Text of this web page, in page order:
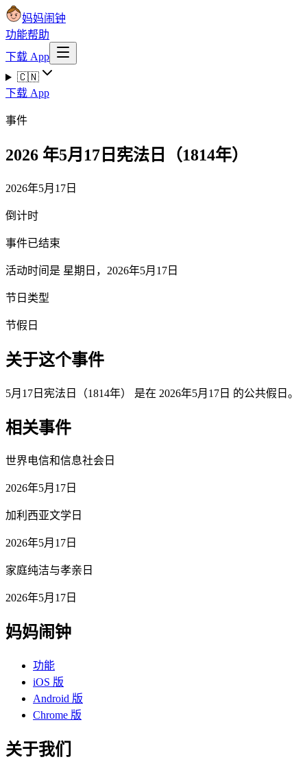
妈妈闹钟
功能帮助
下载 App
🇨🇳
下载 App
事件
2026 年5月17日宪法日（1814年）
2026年5月17日
倒计时
事件已结束
活动时间是 星期日，2026年5月17日
节日类型
节假日
关于这个事件
5月17日宪法日（1814年） 是在 2026年5月17日 的公共假日。
相关事件
世界电信和信息社会日
2026年5月17日
加利西亚文学日
2026年5月17日
家庭纯洁与孝亲日
2026年5月17日
妈妈闹钟
功能
iOS 版
Android 版
Chrome 版
关于我们